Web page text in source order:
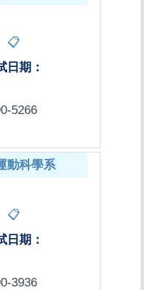
📋
5266
動科學系
📋
3936